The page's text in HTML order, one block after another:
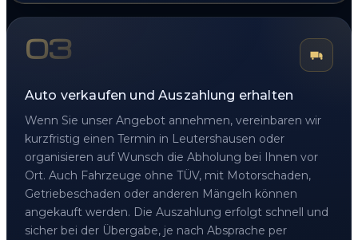
03
Auto verkaufen und Auszahlung erhalten
Wenn Sie unser Angebot annehmen, vereinbaren wir
kurzfristig einen Termin in Leutershausen oder
organisieren auf Wunsch die Abholung bei Ihnen vor
Ort. Auch Fahrzeuge ohne TÜV, mit Motorschaden,
Getriebeschaden oder anderen Mängeln können
angekauft werden. Die Auszahlung erfolgt schnell und
sicher bei der Übergabe, je nach Absprache per